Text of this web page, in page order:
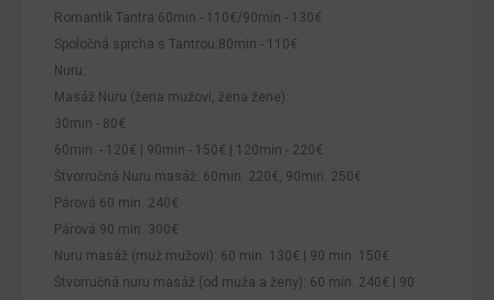
Romantik Tantra:60min - 110€/90min - 130€
Spoločná sprcha s Tantrou:80min - 110€
Nuru:
Masáž Nuru (žena mužovi, žena žene):
30min - 80€
60min. - 120€ | 90min - 150€ | 120min - 220€
Štvorručná Nuru masáž: 60min. 220€, 90min. 250€
Párová 60 min. 240€
Párová 90 min. 300€
Nuru masáž (muž mužovi): 60 min. 130€ | 90 min. 150€
Štvorručná nuru masáž (od muža a ženy): 60 min. 240€ | 90